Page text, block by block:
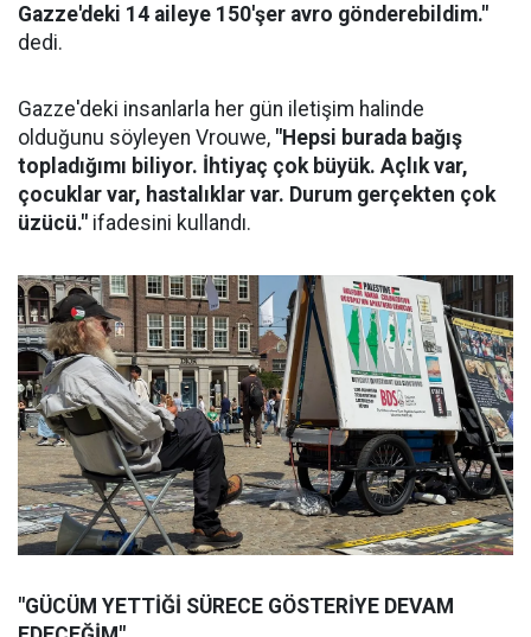
Gazze'deki 14 aileye 150'şer avro gönderebildim."
dedi.
Gazze'deki insanlarla her gün iletişim halinde
olduğunu söyleyen Vrouwe, "Hepsi burada bağış
topladığımı biliyor. İhtiyaç çok büyük. Açlık var,
çocuklar var, hastalıklar var. Durum gerçekten çok
üzücü." ifadesini kullandı.
"GÜCÜM YETTİĞİ SÜRECE GÖSTERİYE DEVAM